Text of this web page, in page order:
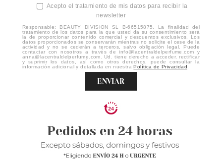
Acepto el tratamiento de mis datos para recibir la
newsletter
Responsable: BEAUTY DIVISION SL B-66515875. La finalidad del
tratamiento de los datos para la que usted da su consentimiento será
la de proporcionar contenido comercial y descuentos exclusivos. Los
datos proporcionados se conservarán mientras no solicite el cese de la
actividad y no se cederán a terceros, salvo obligación legal. Puede
contactar con nosotros a través de info@lacentraldelperfume.com y
anna@lacentraldelperfume.com. Ud. tiene derecho a acceder, rectificar
y suprimir los datos, así como otros derechos, puede consultar la
información adicional y detallada en nuestraPolítica de Privacidad
ENVIAR